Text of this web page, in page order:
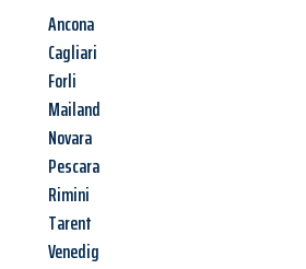
Ancona
Cagliari
Forli
Mailand
Novara
Pescara
Rimini
Tarent
Venedig